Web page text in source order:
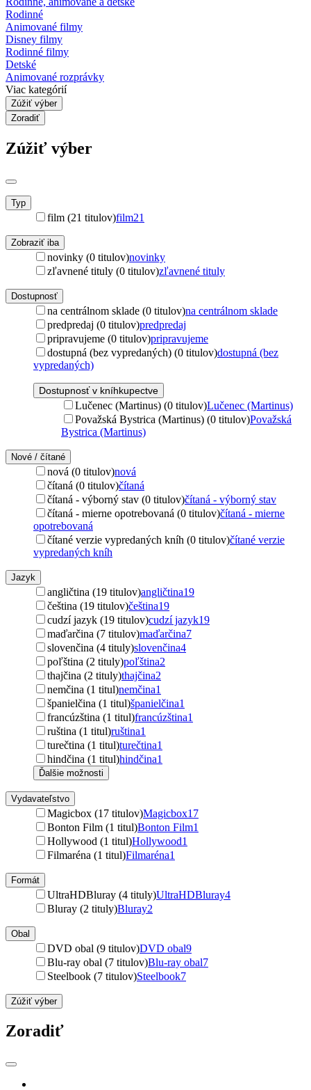
Rodinné
Animované filmy
Disney filmy
Rodinné filmy
Detské
Animované rozprávky
Viac kategórií
Zúžiť výber
Zoradiť
Zúžiť výber
Typ
film (21 titulov)film21
Zobraziť iba
novinky (0 titulov)novinky
zľavnené tituly (0 titulov)zľavnené tituly
Dostupnosť
na centrálnom sklade (0 titulov)na centrálnom sklade
predpredaj (0 titulov)predpredaj
pripravujeme (0 titulov)pripravujeme
dostupná (bez vypredaných) (0 titulov)dostupná (bez
vypredaných)
Dostupnosť v kníhkupectve
Lučenec (Martinus) (0 titulov)Lučenec (Martinus)
Považská Bystrica (Martinus) (0 titulov)Považská
Bystrica (Martinus)
Nové / čítané
nová (0 titulov)nová
čítaná (0 titulov)čítaná
čítaná - výborný stav (0 titulov)čítaná - výborný stav
čítaná - mierne opotrebovaná (0 titulov)čítaná - mierne
opotrebovaná
čítané verzie vypredaných kníh (0 titulov)čítané verzie
vypredaných kníh
Jazyk
angličtina (19 titulov)angličtina19
čeština (19 titulov)čeština19
cudzí jazyk (19 titulov)cudzí jazyk19
maďarčina (7 titulov)maďarčina7
slovenčina (4 tituly)slovenčina4
poľština (2 tituly)poľština2
thajčina (2 tituly)thajčina2
nemčina (1 titul)nemčina1
španielčina (1 titul)španielčina1
francúzština (1 titul)francúzština1
ruština (1 titul)ruština1
turečtina (1 titul)turečtina1
hindčina (1 titul)hindčina1
Ďalšie možnosti
Vydavateľstvo
Magicbox (17 titulov)Magicbox17
Bonton Film (1 titul)Bonton Film1
Hollywood (1 titul)Hollywood1
Filmaréna (1 titul)Filmaréna1
Formát
UltraHDBluray (4 tituly)UltraHDBluray4
Bluray (2 tituly)Bluray2
Obal
DVD obal (9 titulov)DVD obal9
Blu-ray obal (7 titulov)Blu-ray obal7
Steelbook (7 titulov)Steelbook7
Zúžiť výber
Zoradiť